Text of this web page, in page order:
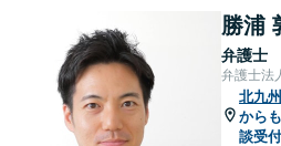
勝浦
弁護士
弁護士法
北九
から
談受